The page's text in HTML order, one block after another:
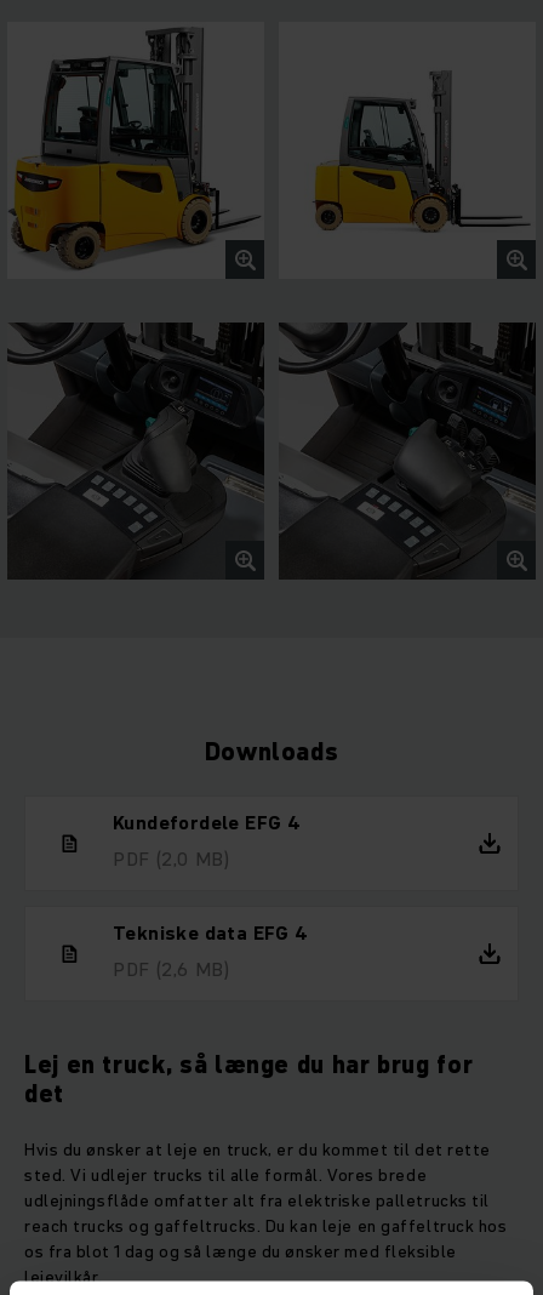
fleksibilitet og sikkerhed. Ergonomisk udformning og intuitiv
betjening gør EFG’erne i serie 4 til universelt anvendelige
kraftpakker til udfordrende opgaver.
Downloads
Kundefordele EFG 4
PDF (2,0 MB)
Tekniske data EFG 4
PDF (2,6 MB)
Lej en truck, så længe du har brug for
det
Hvis du ønsker at leje en truck, er du kommet til det rette
sted. Vi udlejer trucks til alle formål. Vores brede
udlejningsflåde omfatter alt fra elektriske palletrucks til
reach trucks og gaffeltrucks. Du kan leje en gaffeltruck hos
os fra blot 1 dag og så længe du ønsker med fleksible
lejevilkår.